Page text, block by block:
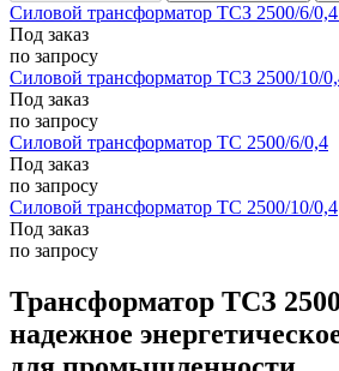
Силовой трансформатор ТСЗ 2500/6/
Под заказ
по запросу
Силовой трансформатор ТСЗ 2500/10/
Под заказ
по запросу
Силовой трансформатор ТС 2500/6/0,4
Под заказ
по запросу
Силовой трансформатор ТС 2500/10/0,4
Под заказ
по запросу
Трансформатор ТСЗ
надежное